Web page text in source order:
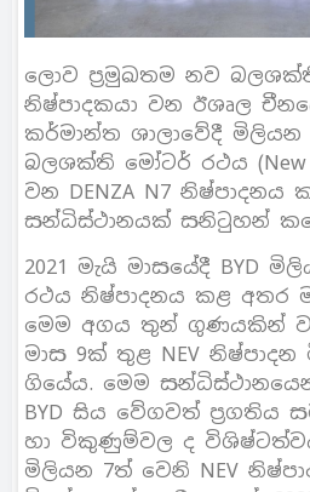
ලොව ප‍්‍රමුඛතම නව
නිෂ්පාදකයා වන ඊශෘල
කර්මාන්ත ශාලාවේදී
බලශක්ති මෝටර් රථය (New
වන DENZA N7
සන්ධිස්ථානයක් සනිටුහන්
2021 මැයි මාසයේදී BYD
රථය නිෂ්පාදනය කළ අතර
මෙම අගය තුන් ගුණයකින්
මාස 9ක් තුළ NEV
ගියේය. මෙම
BYD සිය වේගවත් ප‍්‍රගතිය
හා විකුණුම්වල ද
මිලියන 7ත් වෙනි NEV